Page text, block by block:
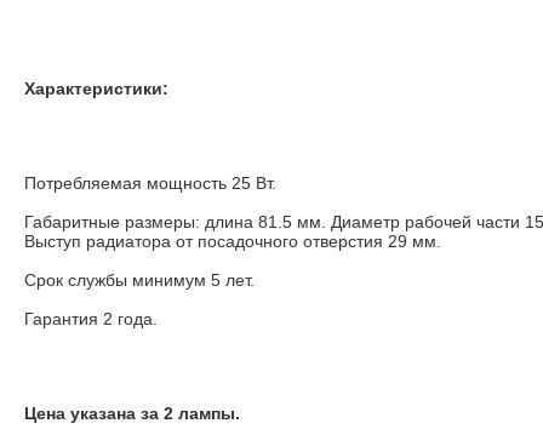
Характеристики:
Потребляемая мощность 25 Вт.
Габаритные размеры: длина 81.5 мм. Диаметр рабочей части
Выступ радиатора от посадочного отверстия 29 мм.
Срок службы минимум 5 лет.
Гарантия 2 года.
Цена указана за 2 лампы.